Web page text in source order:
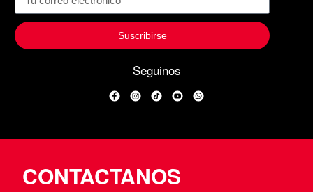
Suscribirse
Seguinos
FacebookInstagram
TikTokYouTubeWhatsApp
CONTACTANOS